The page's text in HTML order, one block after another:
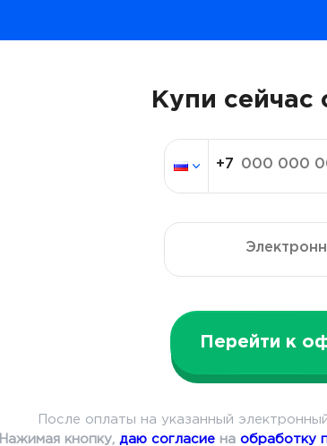
Купи сейчас
Перейти к
После оплаты на указанный
Нажимая кнопку, даю согласиена обработку